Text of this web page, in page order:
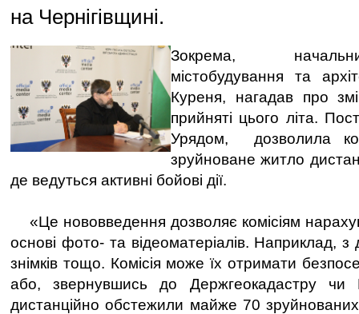
на Чернігівщині.
Зокрема,
містобудування та
Куреня, нагадав про
прийняті цього літа.
Урядом, дозволила
зруйноване житло
де ведуться активні бойові дії.
«Це нововведення дозволяє комісіям
основі фото- та відеоматеріалів. Наприклад, з
знімків тощо. Комісія може їх отримати
або, звернувшись до Держгеокадастру чи
дистанційно обстежили майже 70